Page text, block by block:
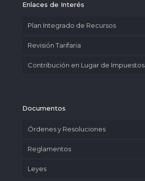
Enlaces de Interés
Plan Integrado de Recursos
Revisión Tarifaria
Contribución en Lugar de Impuestos
Documentos
Órdenes y Resoluciones
Reglamentos
Leyes